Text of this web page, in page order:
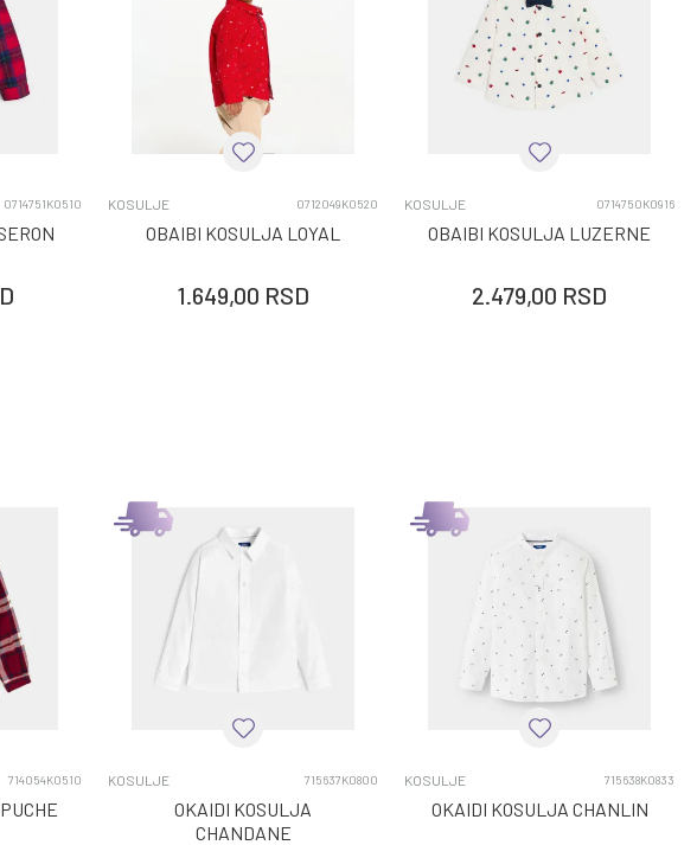
0714751K0510 KOSULJE 0712049K0520
OBAIBI KOSULJA LOYAL
1.649,00 RSD
KOSULJE 0714750K0916
OBAIBI KOSULJA LUZERNE
2.479,00 RSD
714054K0510 KOSULJE 715637K0800
OKAIDI KOSULJA
CHANDANE
KOSULJE 715638K0833
OKAIDI KOSULJA CHANLIN